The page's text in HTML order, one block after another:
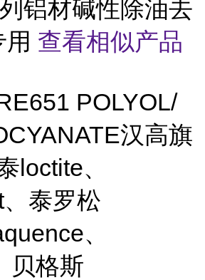
铝材碱性除油去
查看相似产品
POLYOL/
汉高旗
loctite、
泰罗松
、
贝格斯